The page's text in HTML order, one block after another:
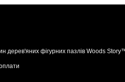
дерев'яних фігурних пазлів Woods